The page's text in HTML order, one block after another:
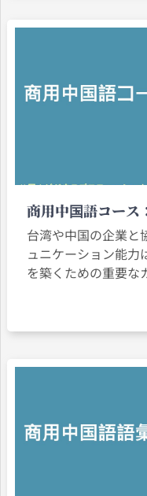
商用中国語コース
ショナルのための
台湾や中国の企業と
ュニケーション能力
を築くための重要な
ースは、実際のビ
に設計され、会議
の専門的な場面。